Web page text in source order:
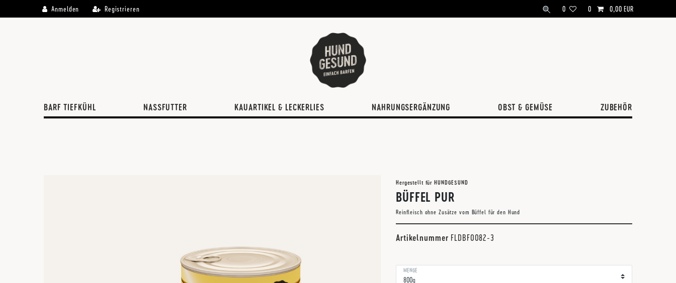
Anmelden Registrieren 0 0 0,00 EUR
BARF TIEFKÜHL NASSFUTTER KAUARTIKEL & LECKERLIES NAHRUNGSERGÄNZUNG OBST & GEMÜSE ZUBEHÖR
Hergestellt für HUNDGESUND
BÜFFEL PUR
Reinfleisch ohne Zusätze vom Büffel für den Hund
Artikelnummer FLDBF0082-3
MENGE